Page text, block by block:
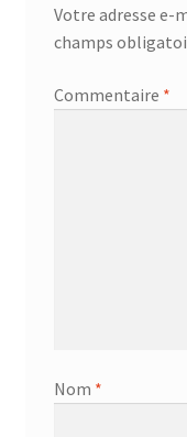
Votre adresse e-
champs
Commentaire *
Nom *